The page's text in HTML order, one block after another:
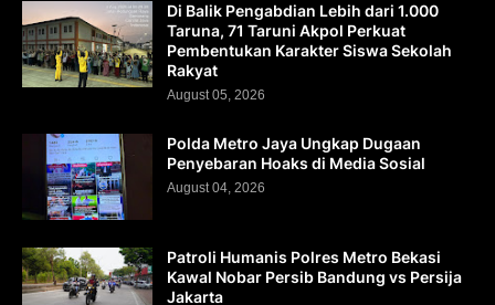
Di Balik Pengabdian Lebih dari 1.000
Taruna, 71 Taruni Akpol Perkuat
Pembentukan Karakter Siswa Sekolah
Rakyat
August 05, 2026
Polda Metro Jaya Ungkap Dugaan
Penyebaran Hoaks di Media Sosial
August 04, 2026
Patroli Humanis Polres Metro Bekasi
Kawal Nobar Persib Bandung vs Persija
Jakarta